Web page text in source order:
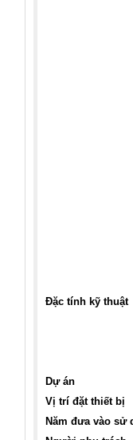
Đặc tính kỹ thuật
Dự án
Vị trí đặt thiết bị
Năm đưa vào sử